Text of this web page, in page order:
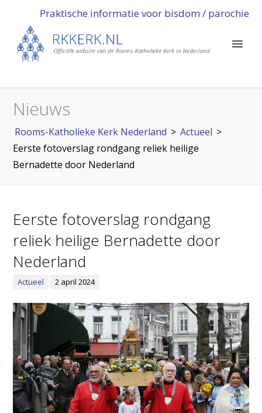
Praktische informatie voor bisdom / parochie
Nieuws
Rooms-Katholieke Kerk Nederland > Actueel >
Eerste fotoverslag rondgang reliek heilige
Bernadette door Nederland
Eerste fotoverslag rondgang
reliek heilige Bernadette door
Nederland
Actueel 2 april 2024